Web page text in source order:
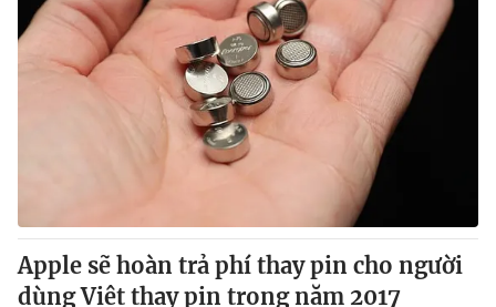
Apple sẽ hoàn trả phí thay pin cho người
dùng Việt thay pin trong năm 2017